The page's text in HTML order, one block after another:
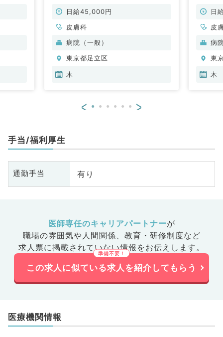
日給45,000円
皮膚科
病院（一般）
東京都足立区
木
日
皮
病
東
木
< >
手当/福利厚生
通勤手当 有り
医師専任のキャリアパートナーが
職場の雰囲気や人間関係、 教育・研修制度など
求人票に掲載されていない情報をお伝えします。
この求人に似ている求人を紹介してもらう
医療機関情報